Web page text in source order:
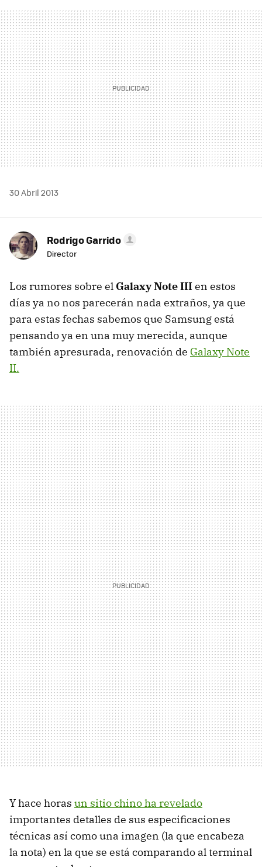
MAIL
30 Abril 2013
Rodrigo Garrido
Director
Los rumores sobre el Galaxy Note IIIen estos
días ya no nos parecerán nada extraños, ya que
para estas fechas sabemos que Samsung está
pensando ya en una muy merecida, aunque
también apresurada, renovación de Galaxy Note
II.
Y hace horas un sitio chino ha revelado
importantes detalles de sus especificaciones
técnicas así como una imagen (la que encabeza
la nota) en la que se está comparando al terminal